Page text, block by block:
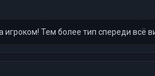
Тем более тип спереди всё